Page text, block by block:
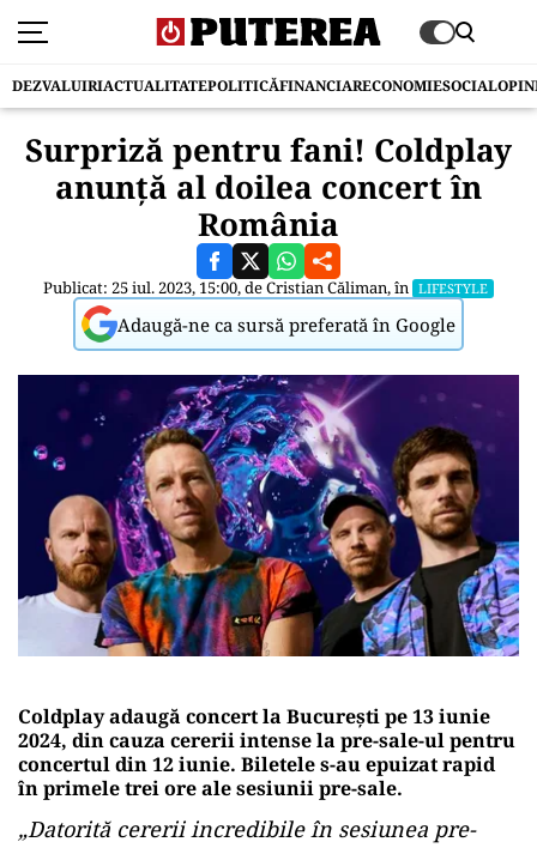
DEZVALUIRIACTUALITATEPOLITICĂFINANCIARECONOMIESOCIAL
Surpriză pentru fani! Coldplay
anunță al doilea concert în
România
Publicat: 25 iul. 2023, 15:00, deCristian Căliman, în LIFESTYLE
Adaugă-ne ca sursă preferată în Google
Coldplay adaugă concert la București pe 13 iunie
2024, din cauza cererii intense la pre-sale-ul pentru
concertul din 12 iunie. Biletele s-au epuizat rapid
în primele trei ore ale sesiunii pre-sale.
„Datorită cererii incredibile în sesiunea pre-